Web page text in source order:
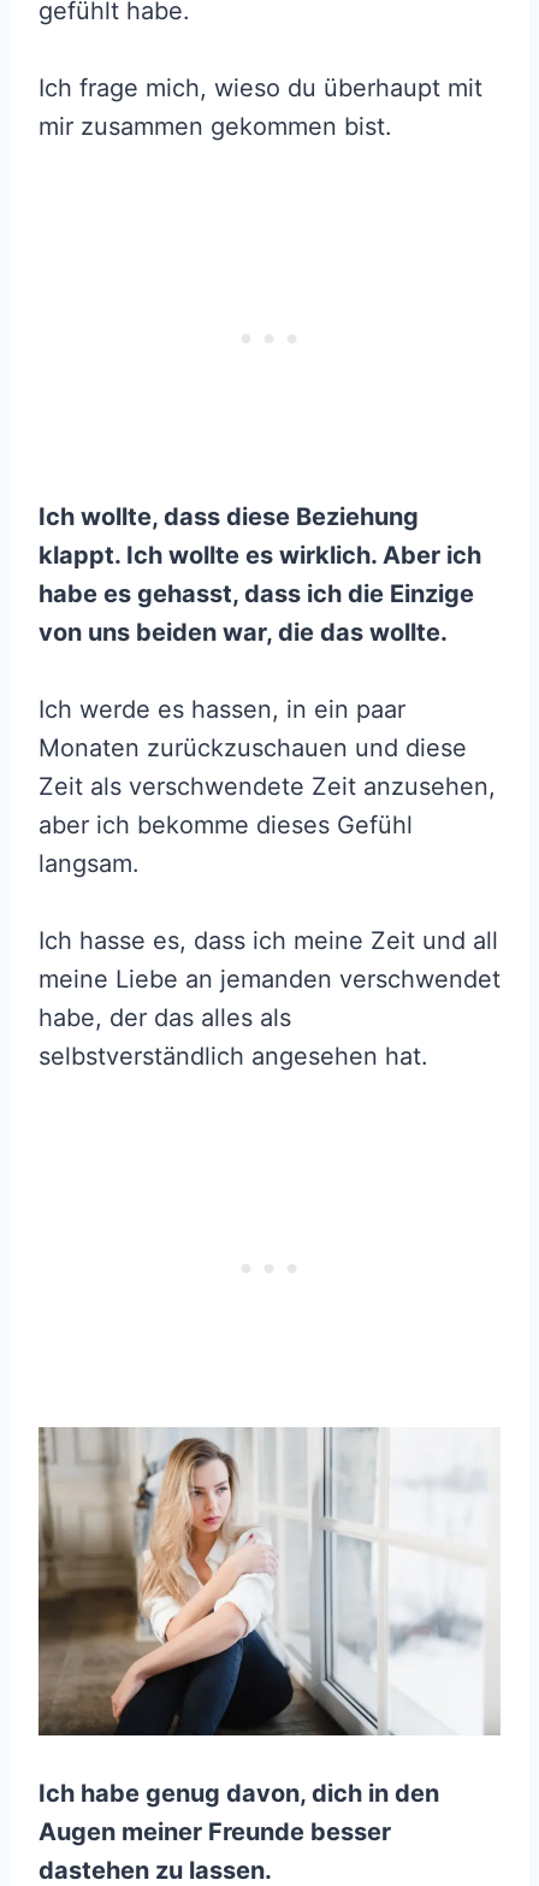
gefühlt habe.
Ich frage mich, wieso du überhaupt mit
mir zusammen gekommen bist.
Ich wollte, dass diese Beziehung
klappt. Ich wollte es wirklich. Aber ich
habe es gehasst, dass ich die Einzige
von uns beiden war, die das wollte.
Ich werde es hassen, in ein paar
Monaten zurückzuschauen und diese
Zeit als verschwendete Zeit anzusehen,
aber ich bekomme dieses Gefühl
langsam.
Ich hasse es, dass ich meine Zeit und all
meine Liebe an jemanden verschwendet
habe, der das alles als
selbstverständlich angesehen hat.
Ich habe genug davon, dich in den
Augen meiner Freunde besser
dastehen zu lassen.